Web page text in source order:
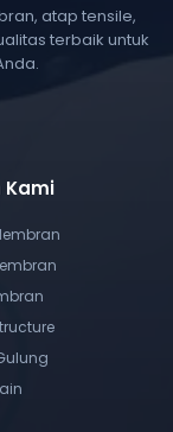
atap tensile,
terbaik untuk
Kami